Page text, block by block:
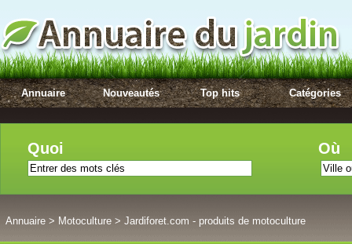
Annuaire Nouveautés Top hits Catégories
Quoi Où
Annuaire > Motoculture > Jardiforet.com - produits de motoculture